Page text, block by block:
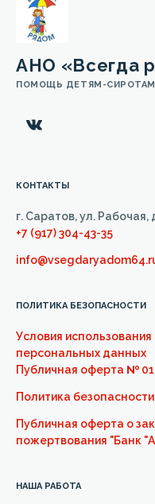
АНО «Всегда
ПОМОЩЬ ДЕТЯМ-
КОНТАКТЫ
г. Саратов, ул. Рабочая,
+7 (917) 304-43-35
НАША РАБОТА
ПОЛИТИКА БЕЗОПАСНОСТИ
Условия
персональных данных
Публичная оферта №
Политика
Публичная оферта о
пожертвования "Банк